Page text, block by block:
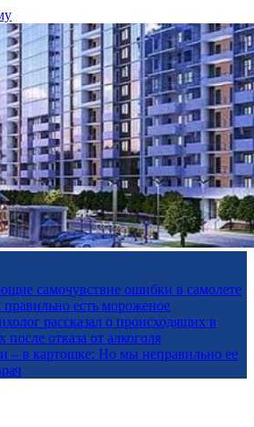
самочувствие ошибки в самолете
есть мороженое
рассказал о происходящих в
после отказа от алкоголя
– в картошке: Но мы неправильно ее